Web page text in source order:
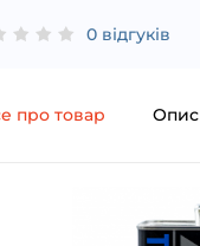
0 відгуків
про товар Опис